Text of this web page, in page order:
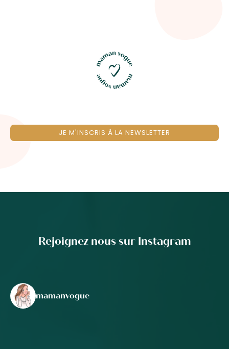
JE M'INSCRIS À LA NEWSLETTER
Rejoignez nous sur Instagram
mamanvogue